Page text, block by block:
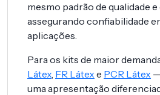
mesmo padrão de qualidade
assegurando confiabilidade
aplicações.
Para os kits de maior
Látex, FR Látex e PCR Látex
uma apresentação